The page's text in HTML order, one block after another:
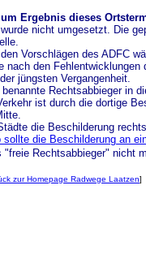
Ergebnis dieses
nicht umgesetzt. Die
Vorschlägen des ADFC
nach den
jüngsten Vergangenheit.
Rechtsabbieger in
ist durch die dortige
die Beschilderung
sollte die Beschilderung an
"freie Rechtsabbieger" nicht
zur Homepage Radwege Laatzen]